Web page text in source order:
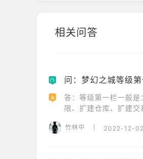
相关问答
Q 问：梦幻之城等级
A
答：等级第一栏一般
限、扩建仓库、扩建交
竹林中 2022-12-02